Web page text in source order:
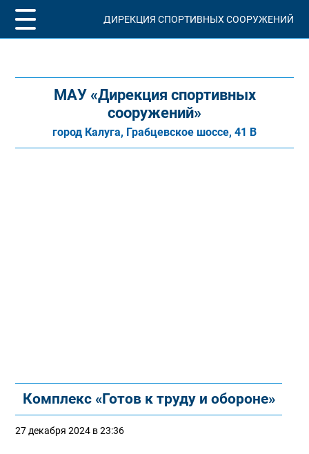
ДИРЕКЦИЯ СПОРТИВНЫХ СООРУЖЕНИЙ
МАУ «Дирекция спортивных
сооружений»
город Калуга, Грабцевское шоссе, 41 В
Комплекс «Готов к труду и обороне»
27 декабря 2024 в 23:36